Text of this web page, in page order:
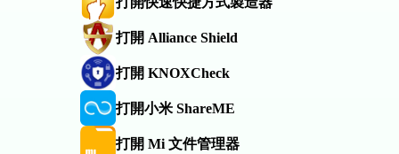
打開 Alliance Shield
打開 KNOXCheck
打開小米 ShareME
打開 Mi 文件管理器